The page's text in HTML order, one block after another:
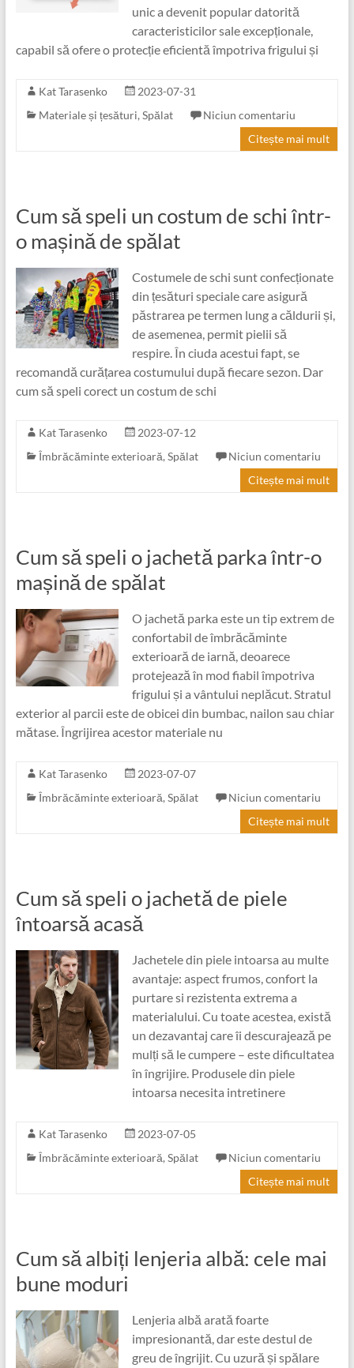
unic a devenit popular datorită
caracteristicilor sale excepționale,
capabil să ofere o protecție eficientă împotriva frigului și
Kat Tarasenko
2023-07-31
Materiale și țesături, Spălat
Niciun comentariu
Citește mai mult
Cum să speli un costum de schi într-
o mașină de spălat
Costumele de schi sunt confecționate
din țesături speciale care asigură
păstrarea pe termen lung a căldurii și,
de asemenea, permit pielii să
respire. În ciuda acestui fapt, se
recomandă curățarea costumului după fiecare sezon. Dar
cum să speli corect un costum de schi
Kat Tarasenko
2023-07-12
Îmbrăcăminte exterioară, Spălat
Niciun comentariu
Citește mai mult
Cum să speli o jachetă parka într-o
mașină de spălat
O jachetă parka este un tip extrem de
confortabil de îmbrăcăminte
exterioară de iarnă, deoarece
protejează în mod fiabil împotriva
frigului și a vântului neplăcut. Stratul
exterior al parcii este de obicei din bumbac, nailon sau chiar
mătase. Îngrijirea acestor materiale nu
Kat Tarasenko
2023-07-07
Îmbrăcăminte exterioară, Spălat
Niciun comentariu
Citește mai mult
Cum să speli o jachetă de piele
întoarsă acasă
Jachetele din piele intoarsa au multe
avantaje: aspect frumos, confort la
purtare si rezistenta extrema a
materialului. Cu toate acestea, există
un dezavantaj care îi descurajează pe
mulți să le cumpere – este dificultatea
în îngrijire. Produsele din piele
intoarsa necesita intretinere
Kat Tarasenko
2023-07-05
Îmbrăcăminte exterioară, Spălat
Niciun comentariu
Citește mai mult
Cum să albiți lenjeria albă: cele mai
bune moduri
Lenjeria albă arată foarte
impresionantă, dar este destul de
greu de îngrijit. Cu uzură și spălare